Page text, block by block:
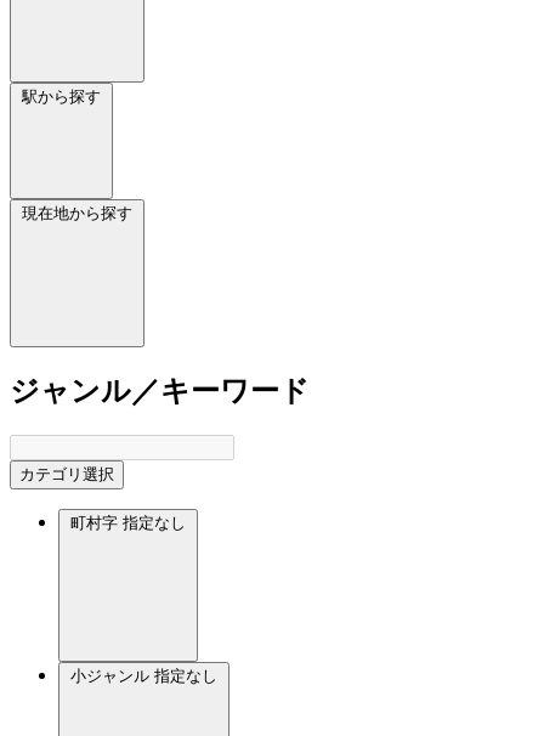
駅から探す
現在地から探す
ジャンル／キーワード
カテゴリ選択
町村字 指定なし
小ジャンル 指定なし